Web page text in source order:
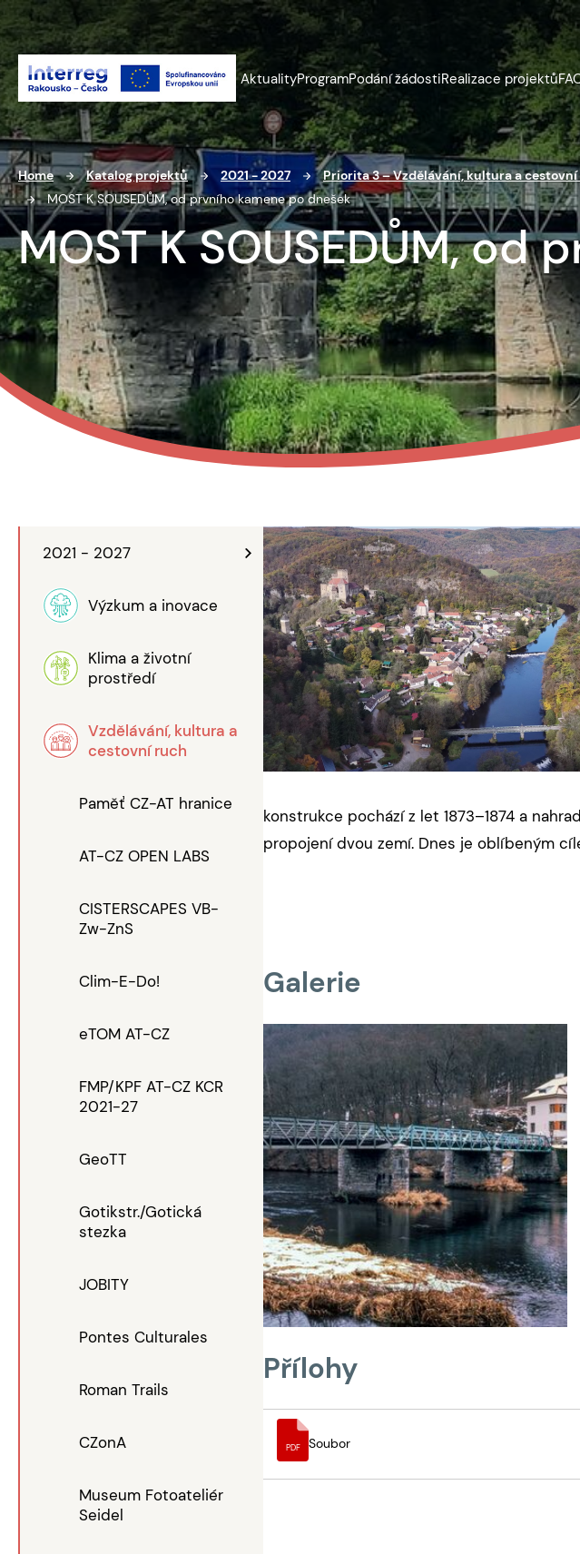
AktualityProgramPodání žádostiRealizace projektů
Home Katalog projektů 2021 - 2027 Priorita 3 – Vzdělávání, kultura a
MOST K SOUSEDŮM, od prvního kamene po dnešek
MOST K SOUSEDŮM,
2021 - 2027
Výzkum a inovace
Klima a životní
prostředí
Vzdělávání, kultura a
cestovní ruch
Paměť CZ-AT hranice
AT-CZ OPEN LABS
CISTERSCAPES VB-
Zw-ZnS
Clim-E-Do!
eTOM AT-CZ
FMP/KPF AT-CZ KCR
2021-27
GeoTT
Gotikstr./Gotická
stezka
JOBITY
Pontes Culturales
Roman Trails
CZonA
Museum Fotoateliér
Seidel
konstrukce pochází z let 1873–1874 a
propojení dvou zemí. Dnes je oblíbeným
Galerie
Přílohy
PDF Soubor